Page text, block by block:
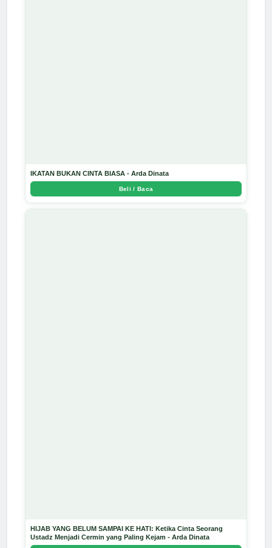
IKATAN BUKAN CINTA BIASA - Arda Dinata
Beli / Baca
HIJAB YANG BELUM SAMPAI KE HATI: Ketika Cinta Seorang
Ustadz Menjadi Cermin yang Paling Kejam - Arda Dinata